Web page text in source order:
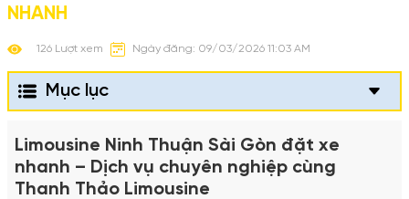
NHANH
126 Lượt xem Ngày đăng: 09/03/2026 11:03 AM
Mục lục
Limousine Ninh Thuận Sài Gòn đặt xe
nhanh – Dịch vụ chuyên nghiệp cùng
Thanh Thảo Limousine